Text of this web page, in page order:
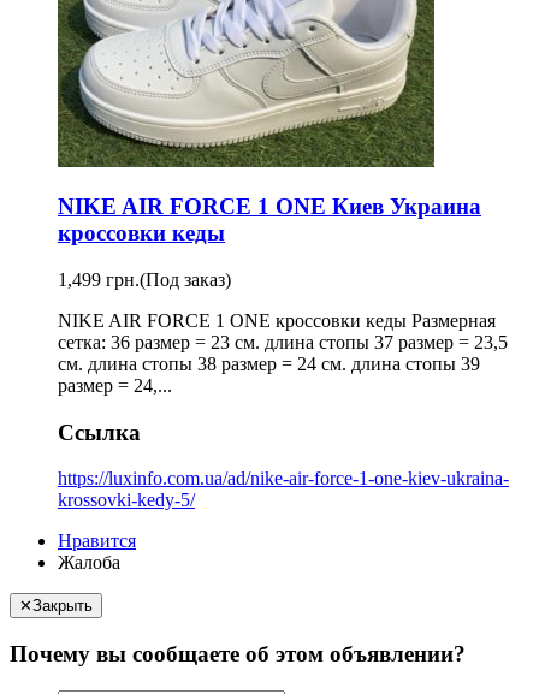
NIKE AIR FORCE 1 ONE Киев Украина
кроссовки кеды
1,499 грн.(Под заказ)
NIKE AIR FORCE 1 ONE кроссовки кеды Размерная
сетка: 36 размер = 23 см. длина стопы 37 размер = 23,5
см. длина стопы 38 размер = 24 см. длина стопы 39
размер = 24,...
Ссылка
https://luxinfo.com.ua/ad/nike-air-force-1-one-kiev-ukraina-
krossovki-kedy-5/
Нравится
Жалоба
✕Закрыть
Почему вы сообщаете об этом объявлении?